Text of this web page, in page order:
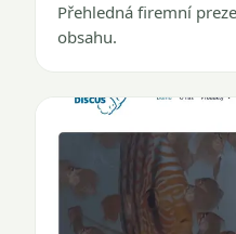
Přehledná firemní
obsahu.